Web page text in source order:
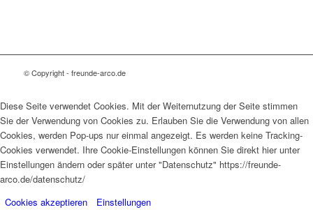
© Copyright - freunde-arco.de
Diese Seite verwendet Cookies. Mit der Weiternutzung der Seite stimmen
Sie der Verwendung von Cookies zu. Erlauben Sie die Verwendung von allen
Cookies, werden Pop-ups nur einmal angezeigt. Es werden keine Tracking-
Cookies verwendet. Ihre Cookie-Einstellungen können Sie direkt hier unter
Einstellungen ändern oder später unter "Datenschutz" https://freunde-
arco.de/datenschutz/
Cookies akzeptieren
Einstellungen